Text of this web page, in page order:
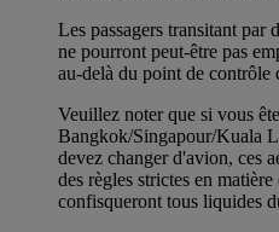
Les passagers transitant par
ne pourront peut-être pas
au-delà du point de contrôle
Veuillez noter que si vous
Bangkok/Singapour/Kuala
devez changer d'avion, ces
des règles strictes en
confisqueront tous liquides